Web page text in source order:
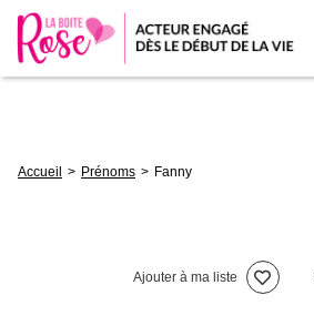
d'Ariane
Accueil Prénoms Fanny
Ajouter à ma liste